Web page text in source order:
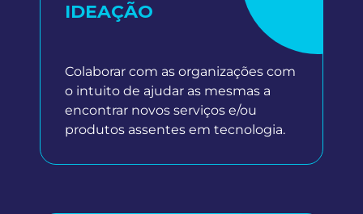
IDEAÇÃO
Colaborar com as organizações com
o intuito de ajudar as mesmas a
encontrar novos serviços e/ou
produtos assentes em tecnologia.